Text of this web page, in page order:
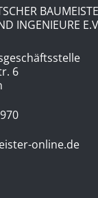
INGENIEURE
6
online.de